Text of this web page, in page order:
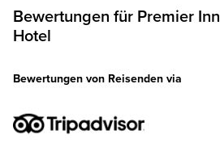
Bewertungen für Premier Inn
Hotel
Bewertungen von Reisenden via